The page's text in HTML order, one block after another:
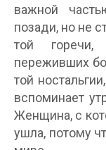
важной
позади, но не
той
переживших
той
вспоминает
Женщина, с
ушла, потому